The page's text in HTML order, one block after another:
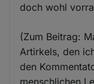
doch wohl
(Zum Beitrag:
Artirkels, den
den
menschlichen